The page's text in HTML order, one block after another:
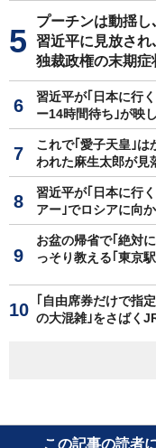
プーチンは動揺
習近平に見放され
独裁政権の末期症
習近平が｢日本に行
ー14時間待ち｣が映
これで｢愛子天皇｣
われた麻生太郎が見
習近平が｢日本に行
アー｣でロシアに向
お盆の帰省で｢絶対
っそり教える｢東京
｢自由席券だけで指
の大混雑｣をさばく
この記事の読者